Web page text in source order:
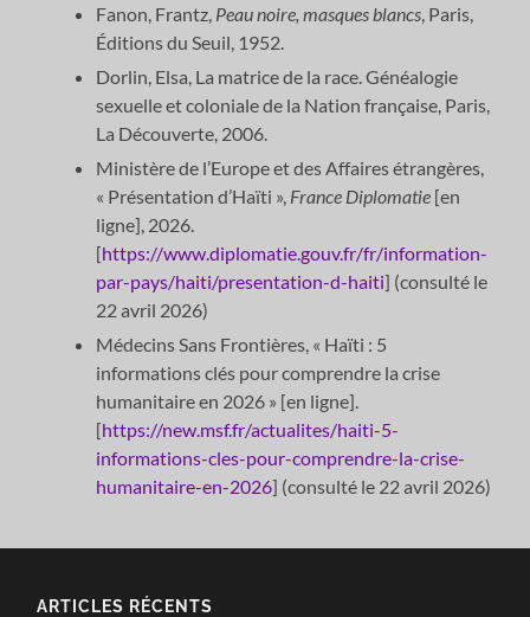
Fanon, Frantz, Peau noire, masques blancs, Paris,
Éditions du Seuil, 1952.
Dorlin, Elsa, La matrice de la race. Généalogie
sexuelle et coloniale de la Nation française, Paris,
La Découverte, 2006.
Ministère de l’Europe et des Affaires étrangères,
« Présentation d’Haïti », France Diplomatie [en
ligne], 2026.
[https://www.diplomatie.gouv.fr/fr/information-
par-pays/haiti/presentation-d-haiti] (consulté le
22 avril 2026)
Médecins Sans Frontières, « Haïti : 5
informations clés pour comprendre la crise
humanitaire en 2026 » [en ligne].
[https://new.msf.fr/actualites/haiti-5-
informations-cles-pour-comprendre-la-crise-
humanitaire-en-2026] (consulté le 22 avril 2026)
ARTICLES RÉCENTS